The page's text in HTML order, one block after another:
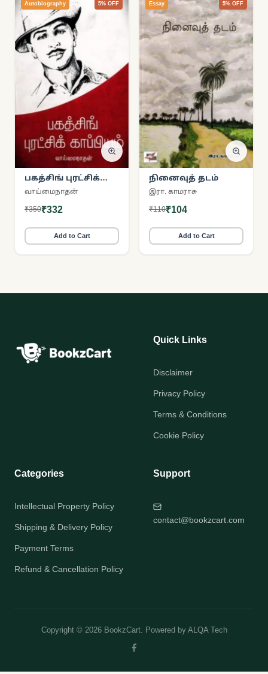
Autobiography 5% OFF
பகத்சிங் புரட்சிக்
காப்பியம்
வாய்மைநாதன்
₹350₹332
Add to Cart
Essay 5% OFF
நினைவுத் தடம்
இரா. காமராசு
₹110₹104
Add to Cart
Quick Links
Disclaimer
Privacy Policy
Terms & Conditions
Cookie Policy
Categories
Intellectual Property Policy
Shipping & Delivery Policy
Payment Terms
Refund & Cancellation Policy
Support
contact@bookzcart.com
Copyright © 2026 BookzCart. Powered by ALQA Tech